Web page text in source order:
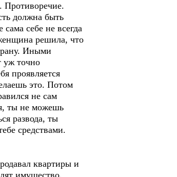
Противоречие.
должна быть
себе не всегда
решила, что
Иными
уж точно
проявляется
это. Потом
не сам
ты не можешь
развода, ты
средствами.
квартиры и
имущество,